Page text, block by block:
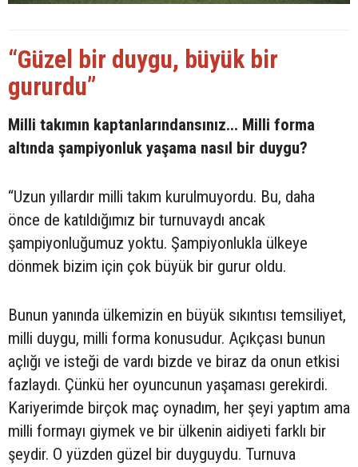
“Güzel bir duygu, büyük bir
gururdu”
Milli takımın kaptanlarındansınız... Milli forma
altında şampiyonluk yaşama nasıl bir duygu?
“Uzun yıllardır milli takım kurulmuyordu. Bu, daha
önce de katıldığımız bir turnuvaydı ancak
şampiyonluğumuz yoktu. Şampiyonlukla ülkeye
dönmek bizim için çok büyük bir gurur oldu.
Bunun yanında ülkemizin en büyük sıkıntısı temsiliyet,
milli duygu, milli forma konusudur. Açıkçası bunun
açlığı ve isteği de vardı bizde ve biraz da onun etkisi
fazlaydı. Çünkü her oyuncunun yaşaması gerekirdi.
Kariyerimde birçok maç oynadım, her şeyi yaptım ama
milli formayı giymek ve bir ülkenin aidiyeti farklı bir
şeydir. O yüzden güzel bir duyguydu. Turnuva